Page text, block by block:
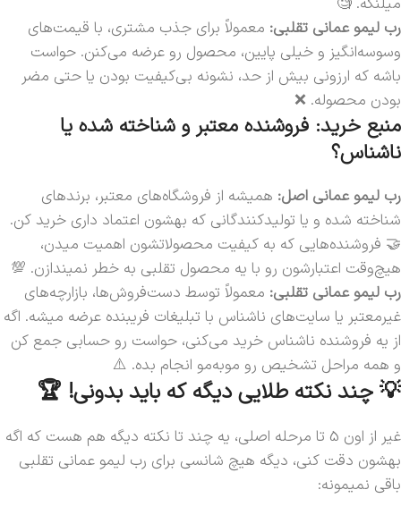
میلنگه. 🧐
رب لیمو عمانی تقلبی: معمولاً برای جذب مشتری، با قیمت‌های
وسوسه‌انگیز و خیلی پایین، محصول رو عرضه می‌کنن. حواست
باشه که ارزونی بیش از حد، نشونه بی‌کیفیت بودن یا حتی مضر
بودن محصوله. ❌
منبع خرید: فروشنده معتبر و شناخته شده یا
ناشناس؟
رب لیمو عمانی اصل: همیشه از فروشگاه‌های معتبر، برندهای
شناخته شده و یا تولیدکنندگانی که بهشون اعتماد داری خرید کن.
🤝 فروشنده‌هایی که به کیفیت محصولاتشون اهمیت میدن،
هیچ‌وقت اعتبارشون رو با یه محصول تقلبی به خطر نمیندازن. 💯
رب لیمو عمانی تقلبی: معمولاً توسط دست‌فروش‌ها، بازارچه‌های
غیرمعتبر یا سایت‌های ناشناس با تبلیغات فریبنده عرضه میشه. اگه
از یه فروشنده ناشناس خرید می‌کنی، حواست رو حسابی جمع کن
و همه مراحل تشخیص رو موبه‌مو انجام بده. ⚠️
💡 چند نکته طلایی دیگه که باید بدونی! 🏆
غیر از اون 5 تا مرحله اصلی، یه چند تا نکته دیگه هم هست که اگه
بهشون دقت کنی، دیگه هیچ شانسی برای رب لیمو عمانی تقلبی
باقی نمیمونه: